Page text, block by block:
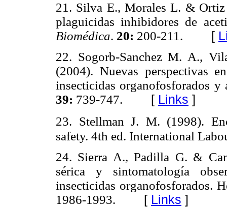
21. Silva E., Morales L. &
plaguicidas inhibidores de
Biomédica. 20: 200-211. [
22. Sogorb-Sanchez M. A.,
(2004). Nuevas perspectivas
insecticidas organofosforados
39: 739-747. [ Links ]
23. Stellman J. M. (1998).
safety. 4th ed. International
24. Sierra A., Padilla G. &
sérica y sintomatología
insecticidas organofosforados.
1986-1993. [ Links ]